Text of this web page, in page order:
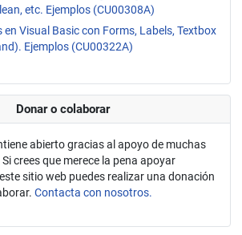
etc. Ejemplos (CU00308A)
en Visual Basic con Forms, Labels, Textbox
Ejemplos (CU00322A)
Donar o colaborar
abierto gracias al apoyo de muchas
crees que merece la pena apoyar
sitio web puedes realizar una donación
Contacta con nosotros.